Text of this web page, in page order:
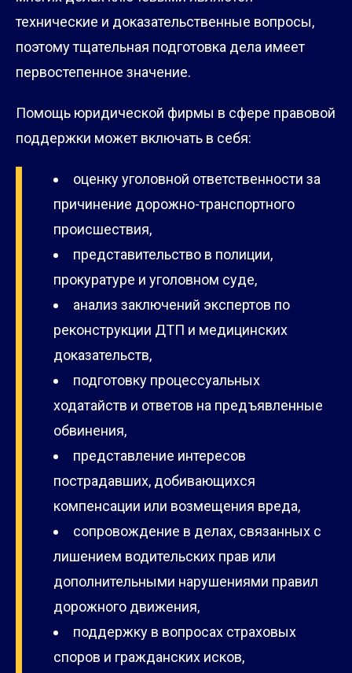
технические и доказательственные вопросы,
поэтому тщательная подготовка дела имеет
первостепенное значение.
Помощь юридической фирмы в сфере правовой
поддержки может включать в себя:
оценку уголовной ответственности за
причинение дорожно-транспортного
происшествия,
представительство в полиции,
прокуратуре и уголовном суде,
анализ заключений экспертов по
реконструкции ДТП и медицинских
доказательств,
подготовку процессуальных
ходатайств и ответов на предъявленные
обвинения,
представление интересов
пострадавших, добивающихся
компенсации или возмещения вреда,
сопровождение в делах, связанных с
лишением водительских прав или
дополнительными нарушениями правил
дорожного движения,
поддержку в вопросах страховых
споров и гражданских исков,